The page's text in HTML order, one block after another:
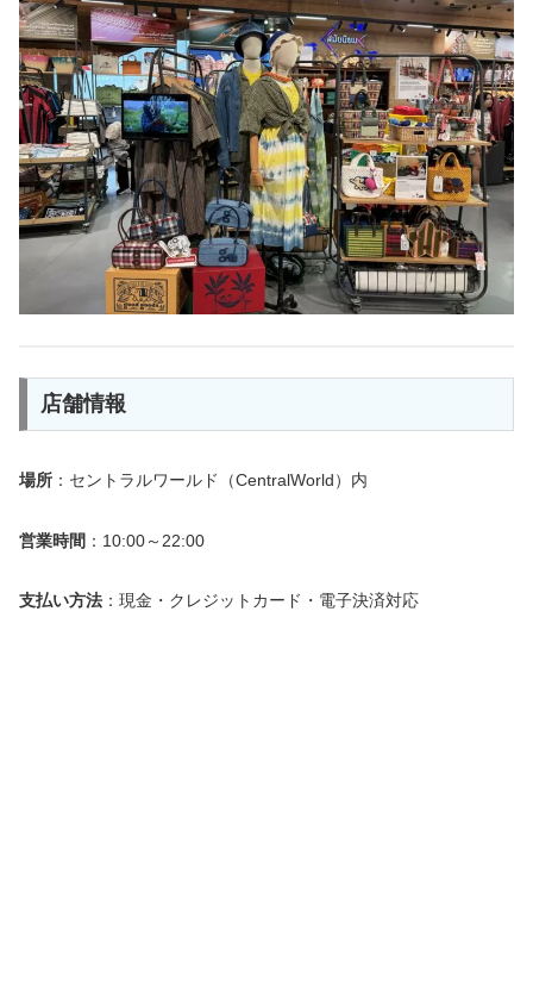
店舗情報
場所 ：セントラルワールド（CentralWorld）内
営業時間 ：10:00～22:00
支払い方法 ：現金・クレジットカード・電子決済対応